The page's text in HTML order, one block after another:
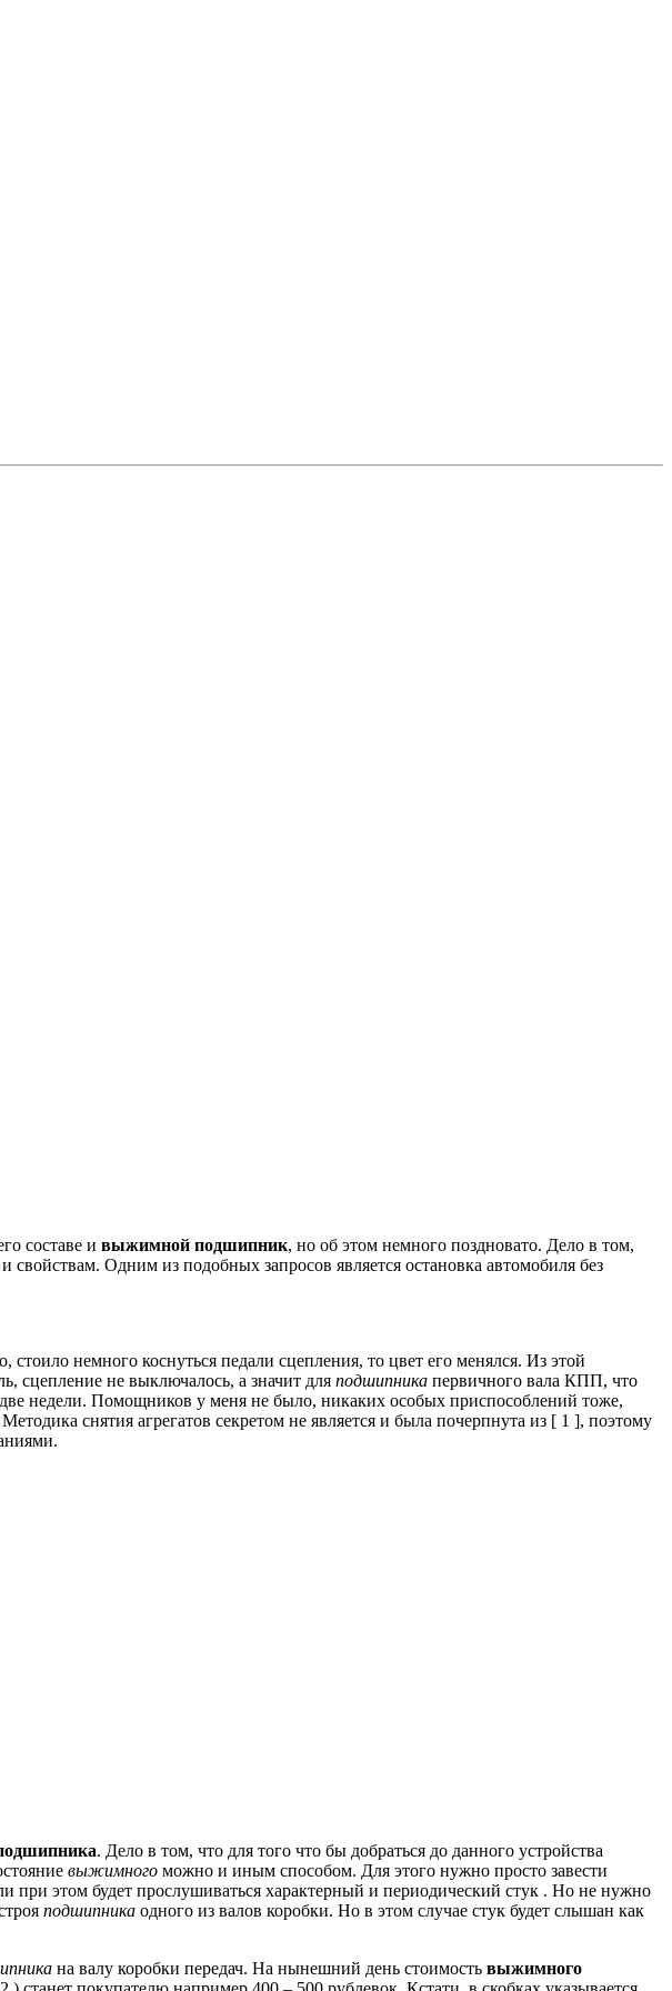
составе и выжимной подшипник, но об этом немного поздновато. Дело в том,
свойствам. Одним из подобных запросов является остановка автомобиля без
стоило немного коснуться педали сцепления, то цвет его менялся. Из этой
сцепление не выключалось, а значит для подшипника первичного вала КПП, что
недели. Помощников у меня не было, никаких особых приспособлений тоже,
Методика снятия агрегатов секретом не является и была почерпнута из [ 1 ], поэтому
. Дело в том, что для того что бы добраться до данного устройства
выжимного можно и иным способом. Для этого нужно просто завести
при этом будет прослушиваться характерный и периодический стук . Но не нужно
подшипника одного из валов коробки. Но в этом случае стук будет слышан как
на валу коробки передач. На нынешний день стоимость выжимного